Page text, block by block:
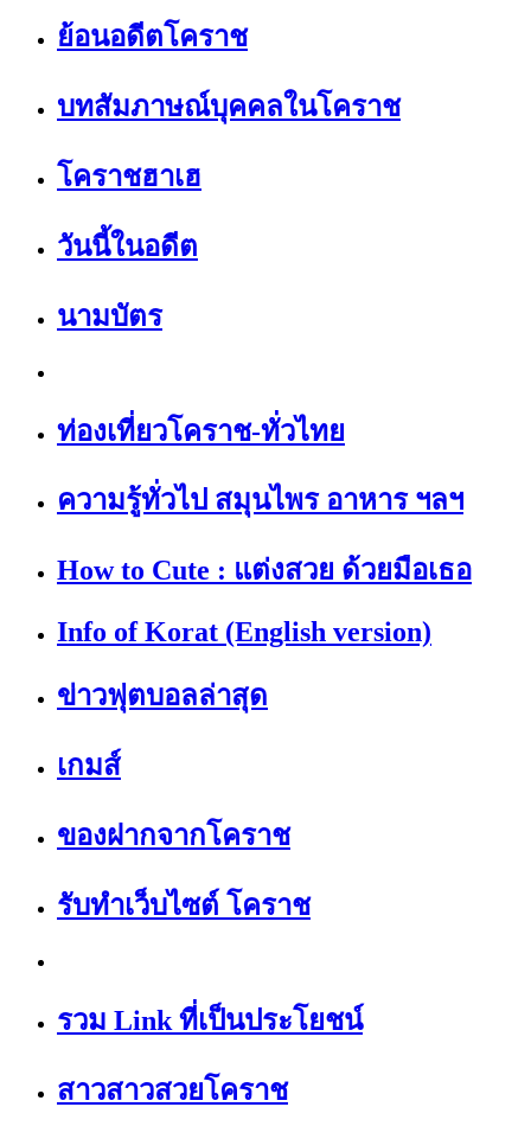
ย้อนอดีตโคราช
บทสัมภาษณ์บุคคลในโคราช
โคราชฮาเฮ
วันนี้ในอดีต
นามบัตร
ท่องเที่ยวโคราช-ทั่วไทย
ความรู้ทั่วไป สมุนไพร อาหาร ฯลฯ
How to Cute : แต่งสวย ด้วยมือเธอ
Info of Korat (English version)
ข่าวฟุตบอลล่าสุด
เกมส์
ของฝากจากโคราช
รับทำเว็บไซต์ โคราช
รวม Link ที่เป็นประโยชน์
สาวสาวสวยโคราช